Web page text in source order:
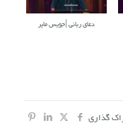
دعای ربانی |جویس مایر
گذاری